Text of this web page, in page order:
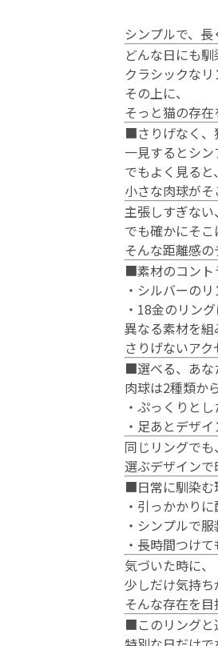
シンプルで、長
どんな日にも馴
クラシックなリ
その上に、
そっと猫の存在
■さりげなく、
一見するとシン
でもよく見ると、
小さな肉球がそ
主張しすぎない、
でも確かにそこ
そんな距離感の
■素材のコント
・シルバーの
・18金のリン
異なる素材を組
さりげないアク
■選べる、あな
肉球は2種類か
・ぷっくりと
・足あとデザ
同じリングでも、
選ぶデザインで
■日常に馴染む
・引っかかり
・シンプルで
・長時間つけ
気づいた時に、
少しだけ気持ち
そんな存在を目
■このリングと